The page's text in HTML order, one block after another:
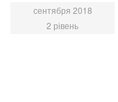
сентября 2018
2 рівень